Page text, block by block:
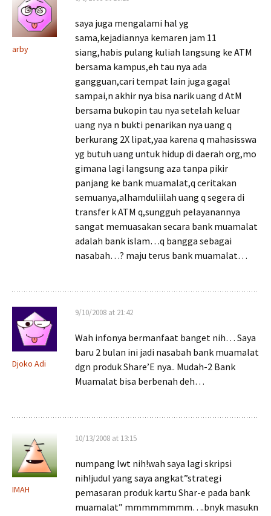
arby
saya juga mengalami hal yg
sama,kejadiannya kemaren jam 11
siang,habis pulang kuliah langsung ke ATM
bersama kampus,eh tau nya ada
gangguan,cari tempat lain juga gagal
sampai,n akhir nya bisa narik uang d AtM
bersama bukopin tau nya setelah keluar
uang nya n bukti penarikan nya uang q
berkurang 2X lipat,yaa karena q mahasisswa
yg butuh uang untuk hidup di daerah org,mo
gimana lagi langsung aza tanpa pikir
panjang ke bank muamalat,q ceritakan
semuanya,alhamduliilah uang q segera di
transfer k ATM q,sungguh pelayanannya
sangat memuasakan secara bank muamalat
adalah bank islam…q bangga sebagai
nasabah…? maju terus bank muamalat…
Djoko Adi
9/10/2008 at 21:42
Wah infonya bermanfaat banget nih… Saya
baru 2 bulan ini jadi nasabah bank muamalat
dgn produk Share’E nya.. Mudah-2 Bank
Muamalat bisa berbenah deh…
IMAH
10/13/2008 at 13:15
numpang lwt nih!wah saya lagi skripsi
nih!judul yang saya angkat”strategi
pemasaran produk kartu Shar-e pada bank
muamalat” mmmmmmmm….bnyk masukn